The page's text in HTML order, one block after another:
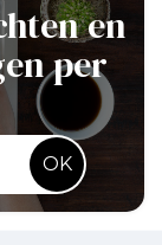
en
per
OK